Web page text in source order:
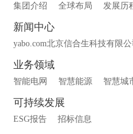
集团介绍 全球布局 发展历
新闻中心
yabo.com北京信合生科技有限
业务领域
智能电网 智慧能源 智慧城
可持续发展
ESG报告 招标信息